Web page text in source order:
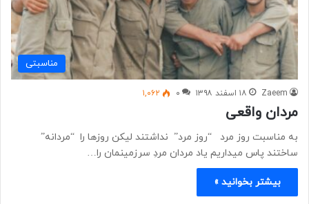
مناسبتی
Zaeem ۱۸ اسفند ۱۳۹۸ ۰ ۱,۰۶۲
مردان واقعی
به مناسبت روز مرد “روز مرد” نداشتند لیکن روزها را “مردانه”
ساختند پاس میداریم یاد مردان مردِ سرزمینمان را…
بیشتر بخوانید »